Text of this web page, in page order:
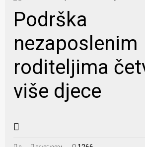
Podrška
nezaposlenim
roditeljima
više djece